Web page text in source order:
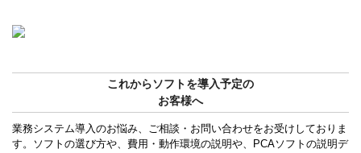
これからソフトを導入予定の
お客様へ
業務システム導入のお悩み、ご相談・お問い合わせをお受けしておりま
す。ソフトの選び方や、費用・動作環境の説明や、PCAソフトの説明デ